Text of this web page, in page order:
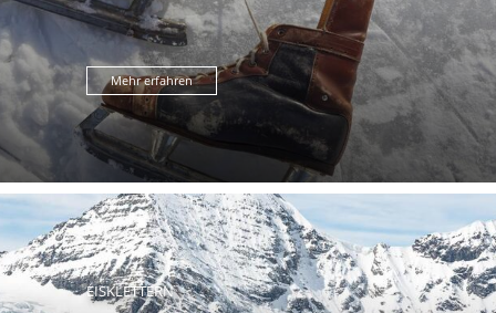
Mehr erfahren
EISKLETTERN